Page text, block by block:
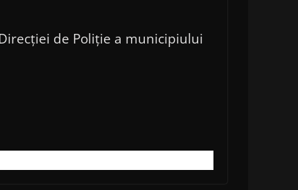
de Poliție a municipiului